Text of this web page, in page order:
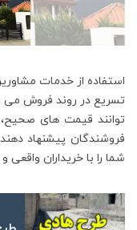
استفاده از خدمات
تسریع در روند فروش می
توانند قیمت های صحیح،
فروشندگان پیشنهاد
شما را با خریداران